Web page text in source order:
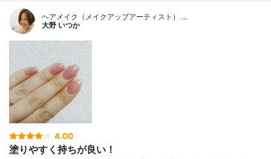
ヘアメイク（メイクアップアーティスト） …
大野 いつか
4.00
塗りやすく持ちが良い！